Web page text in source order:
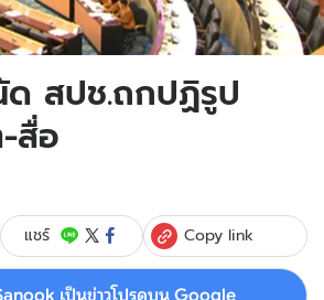
ด สปช.ถกปฏิรูป
สื่อ
แชร์ Copy link
เป็นข่าวโปรดบน Google